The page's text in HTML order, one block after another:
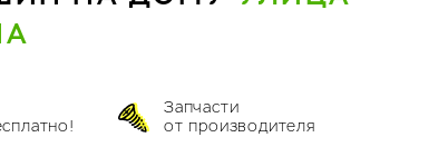
Запчасти
от производителя